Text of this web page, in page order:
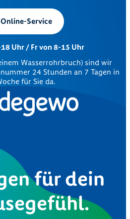
Online-Service
Uhr / Fr von 8-15 Uhr
Wasserrohrbruch) sind wir
24 Stunden an 7 Tagen in
für Sie da.
für dein